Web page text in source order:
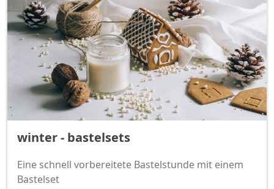
winter - bastelsets
Eine schnell vorbereitete Bastelstunde mit einem
Bastelset